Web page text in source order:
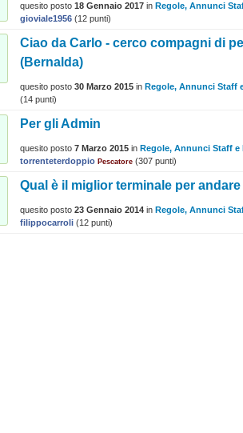
quesito posto 18 Gennaio 2017 in Regole, Annunci
gioviale1956 (12 punti)
Ciao da Carlo - cerco compagni di
(Bernalda)
quesito posto 30 Marzo 2015 in Regole, Annunci Staff
(14 punti)
Per gli Admin
quesito posto 7 Marzo 2015 in Regole, Annunci Staff e
torrenteterdoppio Pescatore (307 punti)
Qual è il miglior terminale per
quesito posto 23 Gennaio 2014 in Regole, Annunci
filippocarroli (12 punti)